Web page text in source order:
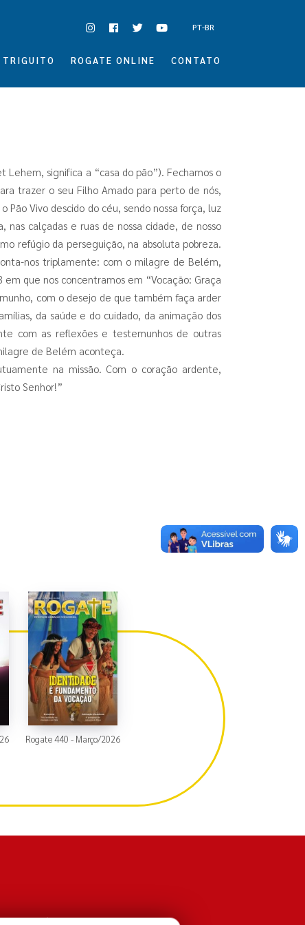
PT-BR
TRIGUITO ROGATE ONLINE CONTATO
significa a “casa do pão”). Fechamos o
trazer o seu Filho Amado para perto de nós,
Vivo descido do céu, sendo nossa força, luz
calçadas e ruas de nossa cidade, de nosso
refúgio da perseguição, na absoluta pobreza.
nos triplamente: com o milagre de Belém,
que nos concentramos em “Vocação: Graça
com o desejo de que também faça arder
da saúde e do cuidado, da animação dos
com as reflexões e testemunhos de outras
de Belém aconteça.
na missão. Com o coração ardente,
Senhor!”
Rogate 440 - Março/2026
- 02926-090